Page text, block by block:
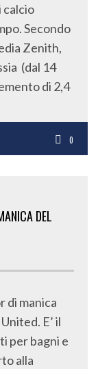
calcio
Secondo
Zenith,
(dal 14
di 2,4
0
DEL
di manica
E’ il
per bagni e
alla